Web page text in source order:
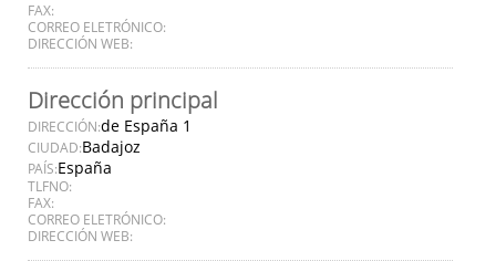
FAX:
CORREO ELETRÓNICO:
DIRECCIÓN WEB:
Dirección principal
DIRECCIÓN:de España 1
CIUDAD:Badajoz
PAÍS:España
TLFNO:
FAX:
CORREO ELETRÓNICO:
DIRECCIÓN WEB: